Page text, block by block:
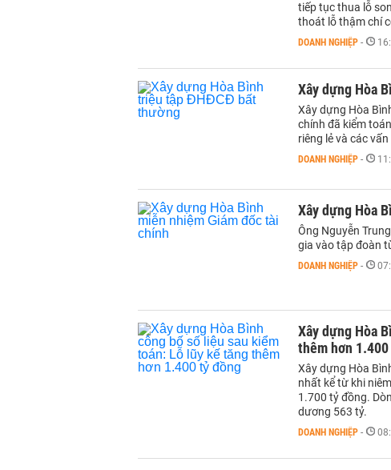
tiếp tục thua lỗ
thoát lỗ thậm chí
DOANH NGHIỆP -
Xây dựng Hòa
Xây dựng Hòa
chính đã kiểm
riêng lẻ và các
DOANH NGHIỆP -
Xây dựng Hòa
Ông Nguyễn
gia vào tập đoàn
DOANH NGHIỆP -
Xây dựng Hòa
thêm hơn
Xây dựng Hòa
nhất kể từ khi
1.700 tỷ đồng.
dương 563 tỷ.
DOANH NGHIỆP -